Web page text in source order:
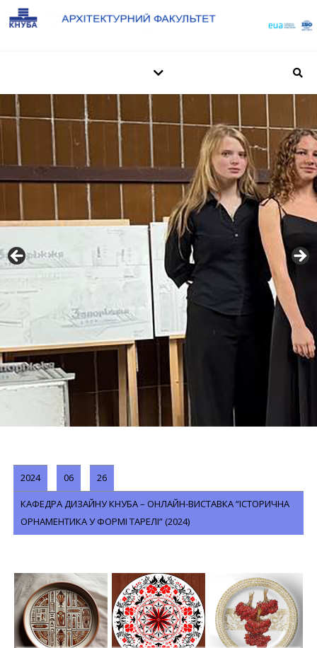
2024 06 26
КАФЕДРА ДИЗАЙНУ КНУБА – ОНЛАЙН-ВИСТАВКА “ІСТОРИЧНА
ОРНАМЕНТИКА У ФОРМІ ТАРЕЛІ” (2024)